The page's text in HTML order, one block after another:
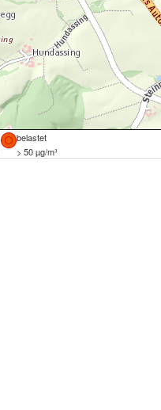
belastet
> 50 µg/m³